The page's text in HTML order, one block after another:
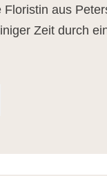
aus
Zeit durch